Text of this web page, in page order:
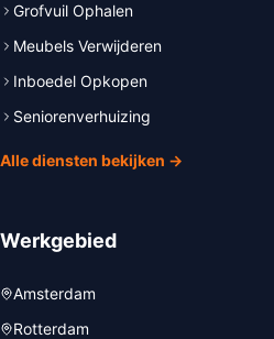
Grofvuil Ophalen
Meubels Verwijderen
Inboedel Opkopen
Seniorenverhuizing
Alle diensten bekijken →
Werkgebied
Amsterdam
Rotterdam